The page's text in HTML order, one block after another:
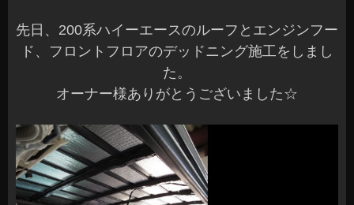
先日、200系ハイーエースのルーフとエンジンフー
ド、フロントフロアのデッドニング施工をしまし
た。
オーナー様ありがとうございました☆